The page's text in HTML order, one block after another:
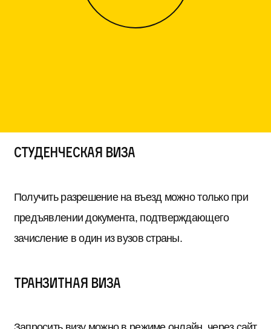
Студенческая виза
Получить разрешение на въезд можно только при
предъявлении документа, подтверждающего
зачисление в один из вузов страны.
Транзитная виза